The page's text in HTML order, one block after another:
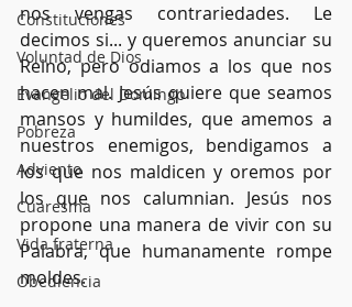
Constituciones
Voluntad de Dios
Evangelio del Domingo
Pobreza
Adviento
Cuaresma
Vida fraterna
Obediencia
nos vengas contrariedades. Le
decimos si... y queremos anunciar su
Reino, pero odiamos a los que nos
hacen mal. Jesús quiere que seamos
mansos y humildes, que amemos a
nuestros enemigos, bendigamos a
los que nos maldicen y oremos por
los que nos calumnian. Jesús nos
propone una manera de vivir con su
Palabra, que humanamente rompe
moldes.